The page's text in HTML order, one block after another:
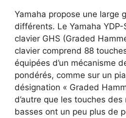
Yamaha propose une large
différents. Le Yamaha YDP-
clavier GHS (Graded
clavier comprend 88
équipées d’un mécanisme
pondérés, comme sur un
désignation « Graded
d’autre que les touches
basses ont un peu plus de